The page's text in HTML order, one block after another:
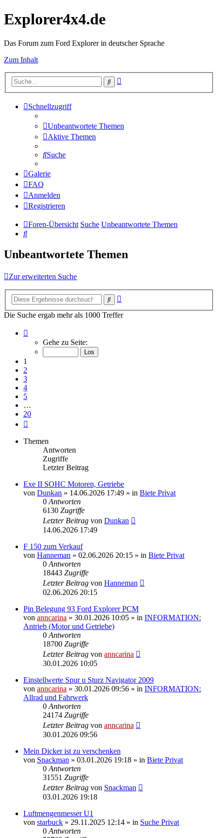
Explorer4x4.de
Das Forum zum Ford Explorer in deutscher Sprache
Zum Inhalt
Suche
Schnellzugriff
Unbeantwortete Themen
Aktive Themen
Suche
Galerie
FAQ
Anmelden
Registrieren
Foren-Übersicht Suche Unbeantwortete Themen
Suche
Unbeantwortete Themen
Zur erweiterten Suche
Suche
Die Suche ergab mehr als 1000 Treffer
von
Gehe zu Seite:
1
2
3
4
5
…
20
Themen
Antworten
Zugriffe
Letzter Beitrag
Exe II SOHC Motoren, Getriebe
von Dunkan » 14.06.2026 17:49 » in Biete Privat
0 Antworten
6130 Zugriffe
Letzter Beitrag von Dunkan
14.06.2026 17:49
F 150 zum Verkauf
von Hanneman » 02.06.2026 20:15 » in Biete Privat
0 Antworten
18443 Zugriffe
Letzter Beitrag von Hanneman
02.06.2026 20:15
Pin Belegung 93 Ford Explorer PCM
von anncarina » 30.01.2026 10:05 » in INFORMATION:
Antrieb (Motor und Getriebe)
0 Antworten
18700 Zugriffe
Letzter Beitrag von anncarina
30.01.2026 10:05
Einstellwerte Spur u Sturz Navigator 2009
von anncarina » 30.01.2026 09:56 » in INFORMATION:
Allrad und Fahrwerk
0 Antworten
24174 Zugriffe
Letzter Beitrag von anncarina
30.01.2026 09:56
Mein Dicker ist zu verschenken
von Snackman » 03.01.2026 19:18 » in Biete Privat
0 Antworten
31551 Zugriffe
Letzter Beitrag von Snackman
03.01.2026 19:18
Luftmengenmesser U1
von starbuck » 29.11.2025 12:14 » in Suche Privat
0 Antworten